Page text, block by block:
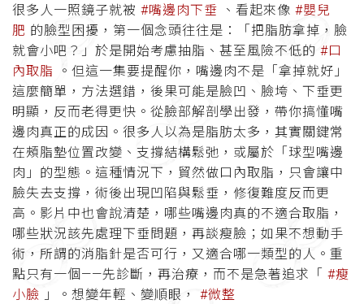
很多人一照鏡子就被 #嘴邊肉下垂 、看起來像 #嬰兒
肥 的臉型困擾，第一個念頭往往是：「把脂肪拿掉，臉
就會小吧？」於是開始考慮抽脂、甚至風險不低的 #口
內取脂
。但這一集要提醒你，嘴邊肉不是「拿掉就好」
這麼簡單，方法選錯，後果可能是臉凹、臉垮、下垂更
明顯，反而老得更快。從臉部解剖學出發，帶你搞懂嘴
邊肉真正的成因。很多人以為是脂肪太多，其實關鍵常
在頰脂墊位置改變、支撐結構鬆弛，或屬於「球型嘴邊
肉」的型態。這種情況下，貿然做口內取脂，只會讓中
臉失去支撐，術後出現凹陷與鬆垂，修復難度反而更
高。影片中也會說清楚，哪些嘴邊肉真的不適合取脂，
哪些狀況該先處理下垂問題，再談瘦臉；如果不想動手
術，所謂的消脂針是否可行，又適合哪一類型的人。重
點只有一個——先診斷，再治療，而不是急著追求「 #瘦
小臉 」。想變年輕、變順眼， #微整